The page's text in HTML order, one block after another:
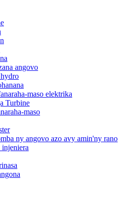
angovo
maso elektrika
Turbine
maso
ny angovo azo avy amin'ny rano
injeniera